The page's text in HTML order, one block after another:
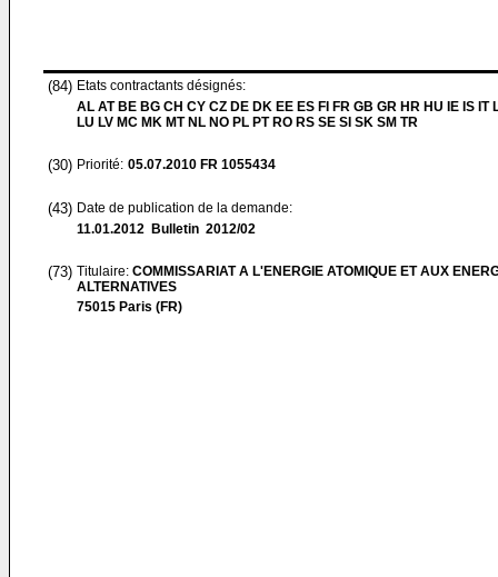
(84) Etats contractants désignés:
AL AT BE BG CH CY CZ DE DK EE ES FI FR GB GR HR HU IE IS IT
LU LV MC MK MT NL NO PL PT RO RS SE SI SK SM TR
(30) Priorité: 05.07.2010 FR 1055434
(43) Date de publication de la demande:
11.01.2012 Bulletin 2012/02
(73) Titulaire: COMMISSARIAT A L'ENERGIE ATOMIQUE ET AUX
ALTERNATIVES
75015 Paris (FR)